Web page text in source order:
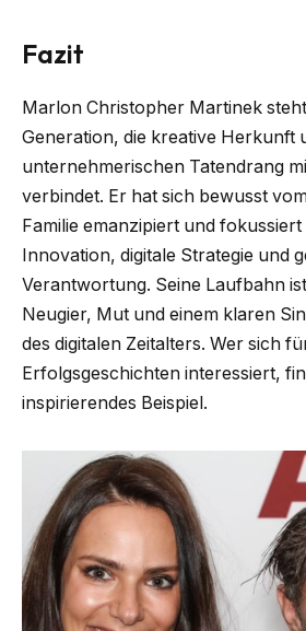
Fazit
Marlon Christopher Martinek
Generation, die kreative Herkunft
unternehmerischen Tatendrang
verbindet. Er hat sich bewusst
Familie emanzipiert und
Innovation, digitale Strategie und
Verantwortung. Seine Laufbahn
Neugier, Mut und einem klaren
des digitalen Zeitalters. Wer sich
Erfolgsgeschichten interessiert,
inspirierendes Beispiel.